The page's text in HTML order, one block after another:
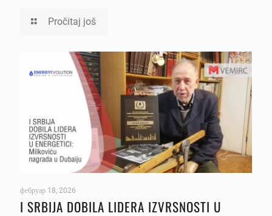
Pročitaj još
фебруар 18, 2026
I SRBIJA DOBILA LIDERA IZVRSNOSTI U